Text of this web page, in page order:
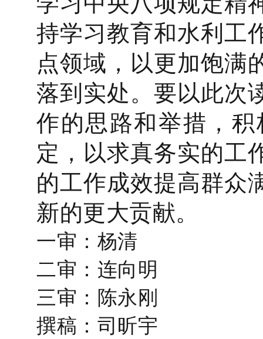
持学习教育和水利工
点领域，以更加饱满
落到实处。要以此次
作的思路和举措，
定，以求真务实的工
的工作成效提高群众
新的更大贡献。
一审：杨清
二审：连向明
三审：陈永刚
撰稿：司昕宇